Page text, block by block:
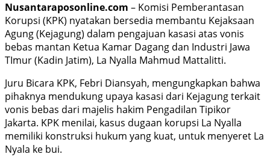
Nusantaraposonline.com – Komisi Pemberantasan
Korupsi (KPK) nyatakan bersedia membantu Kejaksaan
Agung (Kejagung) dalam pengajuan kasasi atas vonis
bebas mantan Ketua Kamar Dagang dan Industri Jawa
TImur (Kadin Jatim), La Nyalla Mahmud Mattalitti.
Juru Bicara KPK, Febri Diansyah, mengungkapkan bahwa
pihaknya mendukung upaya kasasi dari Kejagung terkait
vonis bebas dari majelis hakim Pengadilan Tipikor
Jakarta. KPK menilai, kasus dugaan korupsi La Nyalla
memiliki konstruksi hukum yang kuat, untuk menyeret La
Nyala ke bui.